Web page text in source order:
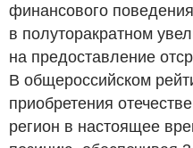
финансового
в полуторакратном
на предоставление
В общероссийском
приобретения
регион в настоящее